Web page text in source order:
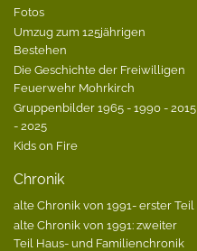
Fotos
Umzug zum 125jährigen
Bestehen
Die Geschichte der Freiwilligen
Feuerwehr Mohrkirch
Gruppenbilder 1965 - 1990 - 2015
- 2025
Kids on Fire
Chronik
alte Chronik von 1991- erster Teil
alte Chronik von 1991: zweiter
Teil Haus- und Familienchronik